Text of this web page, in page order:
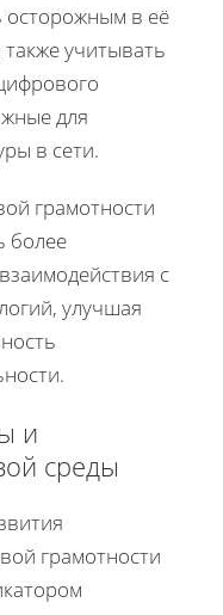
в её
учитывать
для
в сети.
грамотности
более
с
улучшая
и
среды
грамотности